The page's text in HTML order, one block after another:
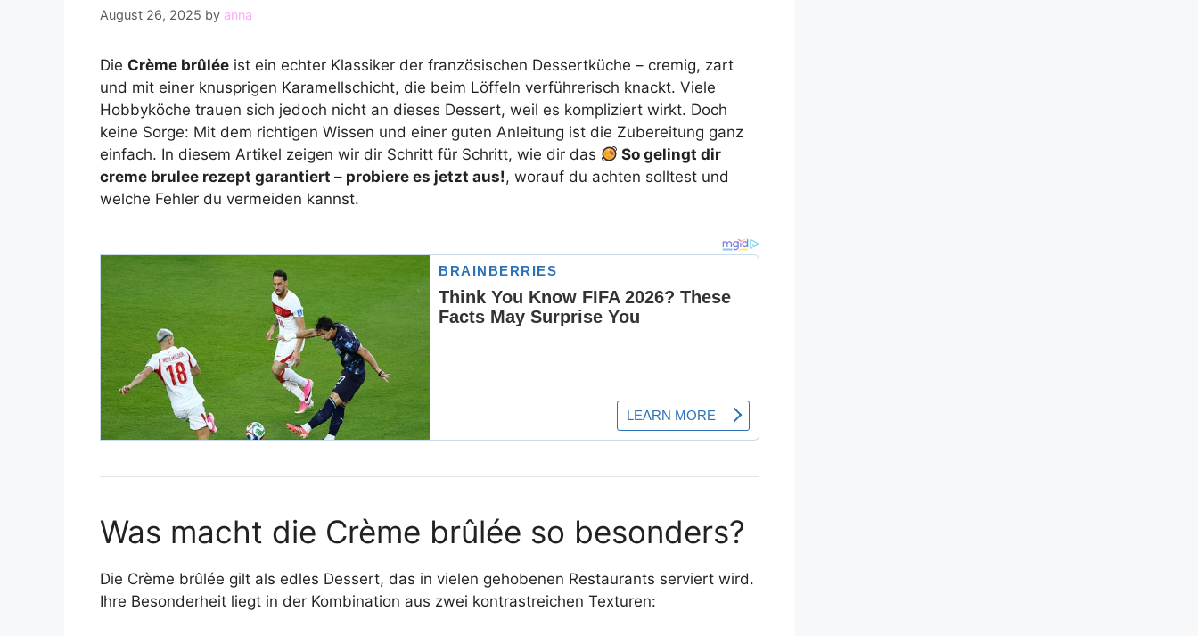
August 26, 2025 by anna
Die Crème brûlée ist ein echter Klassiker der französischen Dessertküche – cremig, zart
und mit einer knusprigen Karamellschicht, die beim Löffeln verführerisch knackt. Viele
Hobbyköche trauen sich jedoch nicht an dieses Dessert, weil es kompliziert wirkt. Doch
keine Sorge: Mit dem richtigen Wissen und einer guten Anleitung ist die Zubereitung ganz
einfach. In diesem Artikel zeigen wir dir Schritt für Schritt, wie dir das
So gelingt dir
creme brulee rezept garantiert – probiere es jetzt aus!, worauf du achten solltest und
welche Fehler du vermeiden kannst.
Was macht die Crème brûlée so besonders?
Die Crème brûlée gilt als edles Dessert, das in vielen gehobenen Restaurants serviert wird.
Ihre Besonderheit liegt in der Kombination aus zwei kontrastreichen Texturen: